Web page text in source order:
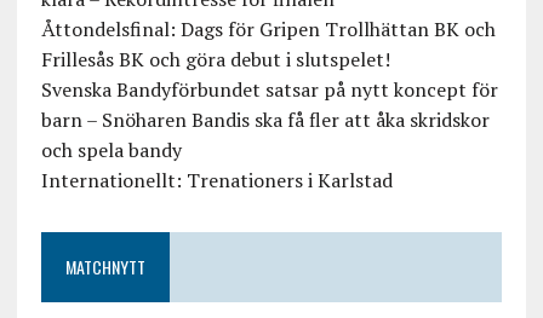
Åttondelsfinal: Dags för Gripen Trollhättan BK och
Frillesås BK och göra debut i slutspelet!
Svenska Bandyförbundet satsar på nytt koncept för
barn – Snöharen Bandis ska få fler att åka skridskor
och spela bandy
Internationellt: Trenationers i Karlstad
MATCHNYTT